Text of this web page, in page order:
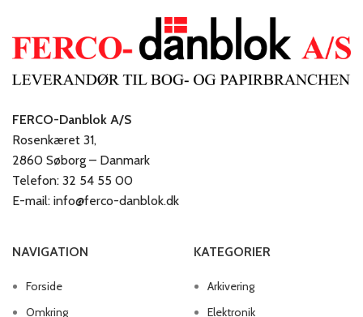
FERCO-Danblok A/S
Rosenkæret 31,
2860 Søborg – Danmark
Telefon: 32 54 55 00
E-mail: info@ferco-danblok.dk
NAVIGATION
Forside
Omkring
KATEGORIER
Arkivering
Elektronik